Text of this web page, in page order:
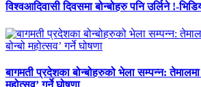
विश्वआदिवासी दिवसमा बोन्बोहरु पनि उर्लिने !-
बागमती प्रदेशका बोन्बोहरुको भेला सम्पन्न: तेमालमा
महोत्सव’ गर्ने घोषणा